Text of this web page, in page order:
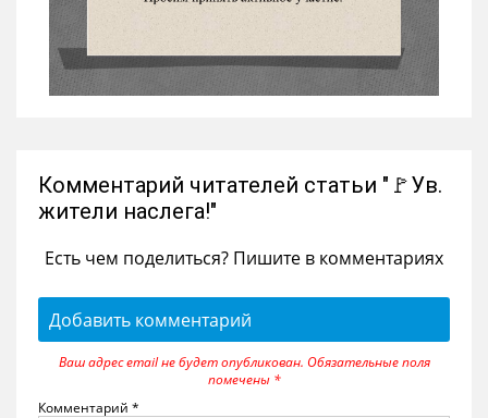
Комментарий читателей статьи "🚩Ув.
жители наслега!"
Есть чем поделиться? Пишите в комментариях
Добавить комментарий
Ваш адрес email не будет опубликован. Обязательные поля
помечены *
Комментарий *